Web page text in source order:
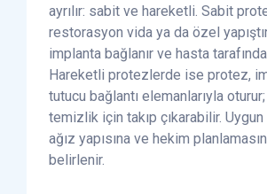
ayrılır: sabit ve hareketli. Sabit
restorasyon vida ya da özel
implanta bağlanır ve hasta
Hareketli protezlerde ise protez,
tutucu bağlantı elemanlarıyla
temizlik için takıp çıkarabilir.
ağız yapısına ve hekim
belirlenir.